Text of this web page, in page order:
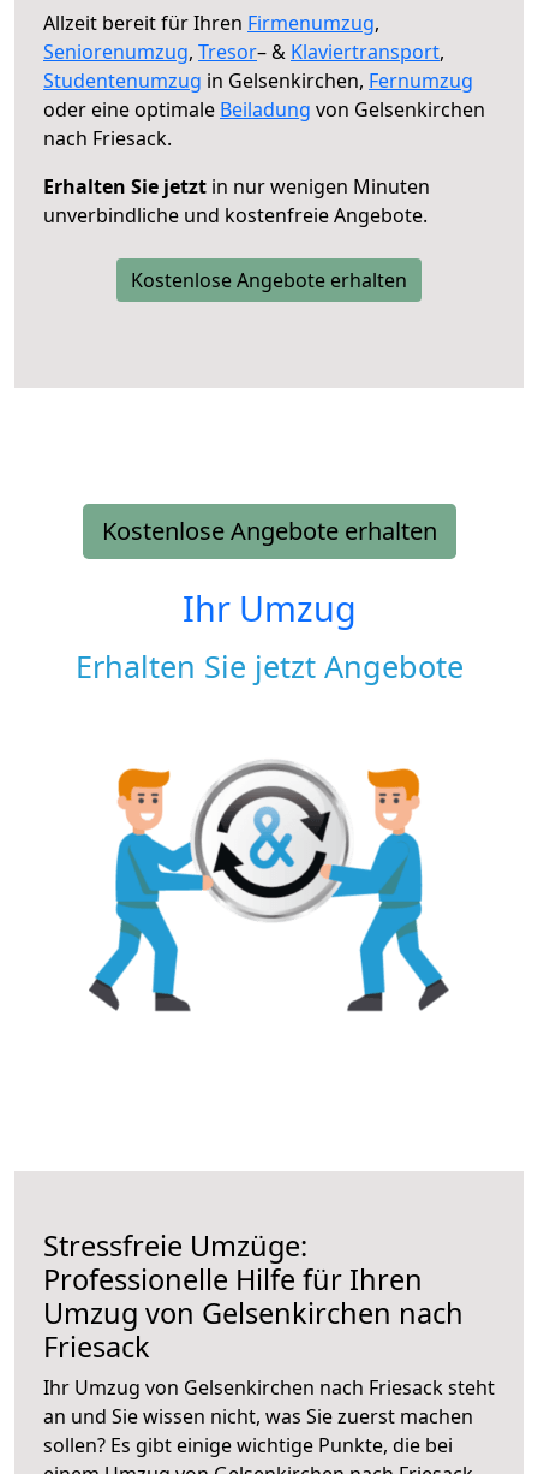
Allzeit bereit für Ihren Firmenumzug,
Seniorenumzug, Tresor– & Klaviertransport,
Studentenumzug in Gelsenkirchen, Fernumzug
oder eine optimale Beiladung von Gelsenkirchen
nach Friesack.
Erhalten Sie jetzt in nur wenigen Minuten
unverbindliche und kostenfreie Angebote.
Kostenlose Angebote erhalten
Kostenlose Angebote erhalten
Ihr Umzug
Erhalten Sie jetzt Angebote
Stressfreie Umzüge:
Professionelle Hilfe für Ihren
Umzug von Gelsenkirchen nach
Friesack
Ihr Umzug von Gelsenkirchen nach Friesack steht
an und Sie wissen nicht, was Sie zuerst machen
sollen? Es gibt einige wichtige Punkte, die bei